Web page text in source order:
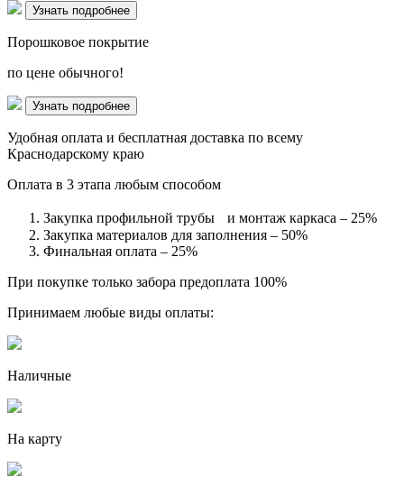
Узнать подробнее
Порошковое покрытие
по цене обычного!
Узнать подробнее
Удобная оплата и бесплатная доставка по всему
Краснодарскому краю
Оплата в 3 этапа любым способом
Закупка профильной трубы и монтаж каркаса – 25%
Закупка материалов для заполнения – 50%
Финальная оплата – 25%
При покупке только забора предоплата 100%
Принимаем любые виды оплаты:
Наличные
На карту